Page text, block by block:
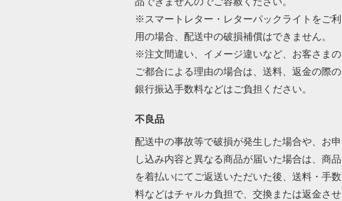
※スマートレター・レターパックライトをご利
用の場合、配送中の破損補償はできません。
※注文間違い、イメージ違いなど、お客さまの
ご都合による理由の場合は、送料、返金の際の
銀行振込手数料などはご負担ください。
不良品
配送中の事故等で破損が発生した場合や、お申
し込み内容と異なる商品が届いた場合は、商品
を着払いにてご返送いただいた後、送料・手数
料などはチャルカ負担で、交換または返金させ